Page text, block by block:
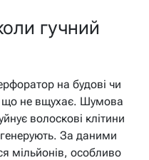
гучний
на будові чи
що не вщухає. Шумова
волоскові клітини
За даними
мільйонів, особливо